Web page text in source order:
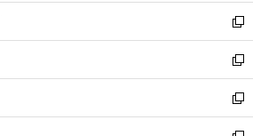
く
で
開
く
ン
ド
ウ
で
開
く
ウ
ィ
ン
ド
ウ
で
開
し
い
ウ
ィ
ン
ド
ウ
新
し
い
ウ
ィ
ン
新
し
い
ウ
新
し